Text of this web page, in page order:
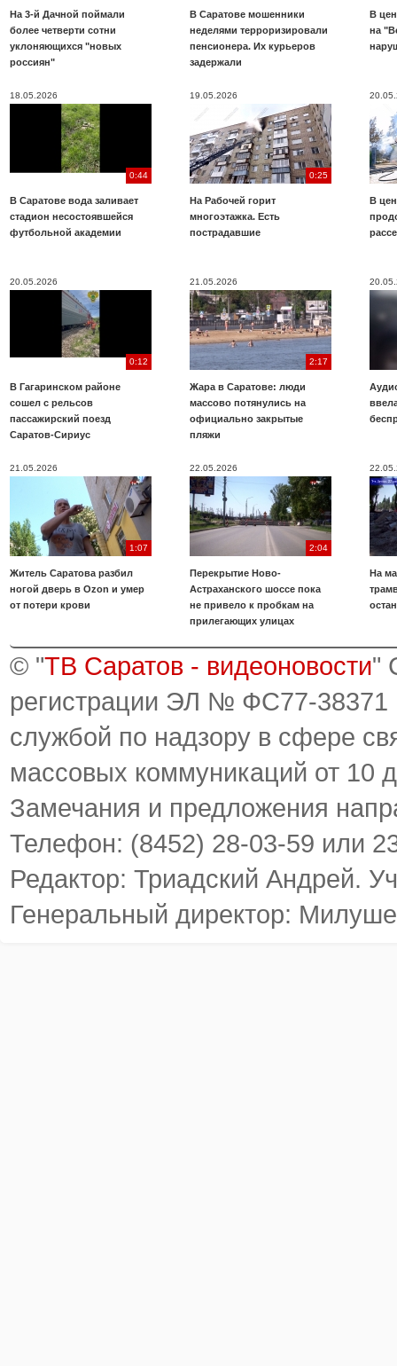
На 3-й Дачной поймали
более четверти сотни
уклоняющихся "новых
россиян"
В Саратове мошенники
неделями терроризировали
пенсионера. Их курьеров
задержали
В
на
18.05.2026
0:44
В Саратове вода заливает
стадион несостоявшейся
футбольной академии
19.05.2026
0:25
На Рабочей горит
многоэтажка. Есть
пострадавшие
В
20.05.2026
0:12
В Гагаринском районе
сошел с рельсов
пассажирский поезд
Саратов-Сириус
21.05.2026
2:17
Жара в Саратове: люди
массово потянулись на
официально закрытые
пляжи
21.05.2026
1:07
Житель Саратова разбил
ногой дверь в Ozon и умер
от потери крови
22.05.2026
2:04
Перекрытие Ново-
Астраханского шоссе пока
не привело к пробкам на
прилегающих улицах
На
© "ТВ Саратов - видеоновости"
регистрации ЭЛ № ФС77-38371
службой по надзору в сфере
массовых коммуникаций от 10
Замечания и предложения
Телефон: (8452) 28-03-59 или
Редактор: Триадский Андрей.
Генеральный директор: